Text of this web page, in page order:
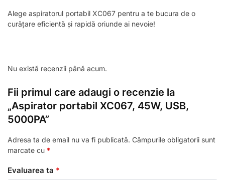
Alege aspiratorul portabil XC067 pentru a te bucura de o
curățare eficientă și rapidă oriunde ai nevoie!
Nu există recenzii până acum.
Fii primul care adaugi o recenzie la
„Aspirator portabil XC067, 45W, USB,
5000PA”
Adresa ta de email nu va fi publicată. Câmpurile obligatorii sunt
marcate cu *
Evaluarea ta *